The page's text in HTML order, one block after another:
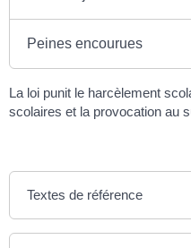
Peines encourues
La loi punit le harcèlement
scolaires et la provocation au
Textes de référence